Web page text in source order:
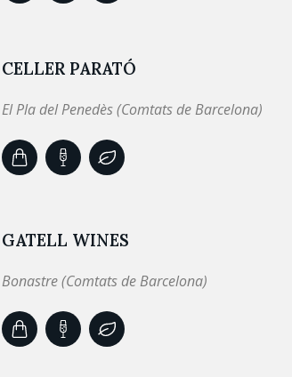
CELLER PARATÓ
El Pla del Penedès (Comtats de Barcelona)
GATELL WINES
Bonastre (Comtats de Barcelona)